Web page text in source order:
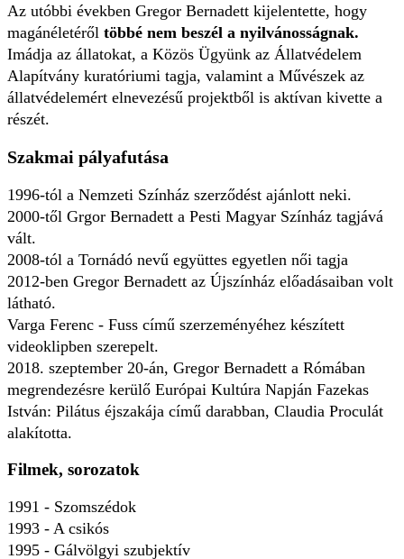
Az utóbbi években Gregor Bernadett kijelentette, hogy
magánéletéről többé nem beszél a nyilvánosságnak.
Imádja az állatokat, a Közös Ügyünk az Állatvédelem
Alapítvány kuratóriumi tagja, valamint a Művészek az
állatvédelemért elnevezésű projektből is aktívan kivette a
részét.
Szakmai pályafutása
1996-tól a Nemzeti Színház szerződést ajánlott neki.
2000-től Grgor Bernadett a Pesti Magyar Színház tagjává
vált.
2008-tól a Tornádó nevű együttes egyetlen női tagja
2012-ben Gregor Bernadett az Újszínház előadásaiban volt
látható.
Varga Ferenc - Fuss című szerzeményéhez készített
videoklipben szerepelt.
2018. szeptember 20-án, Gregor Bernadett a Rómában
megrendezésre kerülő Európai Kultúra Napján Fazekas
István: Pilátus éjszakája című darabban, Claudia Proculát
alakította.
Filmek, sorozatok
1991 - Szomszédok
1993 - A csikós
1995 - Gálvölgyi szubjektív